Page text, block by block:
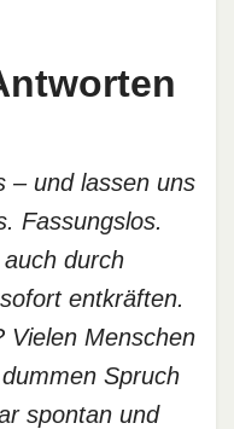
– und lassen uns
Fassungslos.
durch
entkräften.
Vielen Menschen
Spruch
spontan und